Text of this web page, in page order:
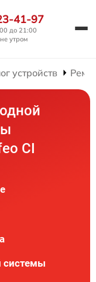
41-97
до 21:00
утром
устройств
CI
системы